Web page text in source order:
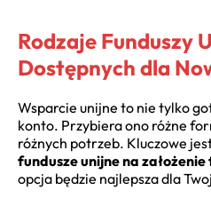
Rodzaje Funduszy
Dostępnych dla
Wsparcie unijne to nie tylko
konto. Przybiera ono różne
różnych potrzeb. Kluczowe
fundusze unijne na
opcja będzie najlepsza dla